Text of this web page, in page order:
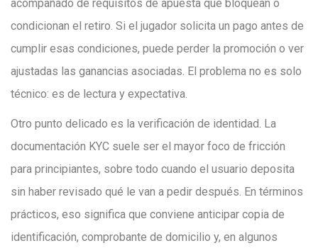
acompañado de requisitos de apuesta que bloquean o
condicionan el retiro. Si el jugador solicita un pago antes de
cumplir esas condiciones, puede perder la promoción o ver
ajustadas las ganancias asociadas. El problema no es solo
técnico: es de lectura y expectativa.
Otro punto delicado es la verificación de identidad. La
documentación KYC suele ser el mayor foco de fricción
para principiantes, sobre todo cuando el usuario deposita
sin haber revisado qué le van a pedir después. En términos
prácticos, eso significa que conviene anticipar copia de
identificación, comprobante de domicilio y, en algunos